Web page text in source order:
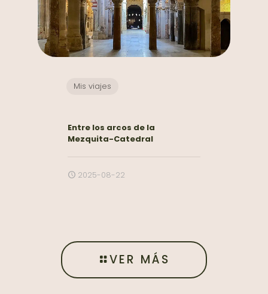
Mis viajes
Entre los arcos de la
Mezquita-Catedral
2025-08-22
VER MÁS